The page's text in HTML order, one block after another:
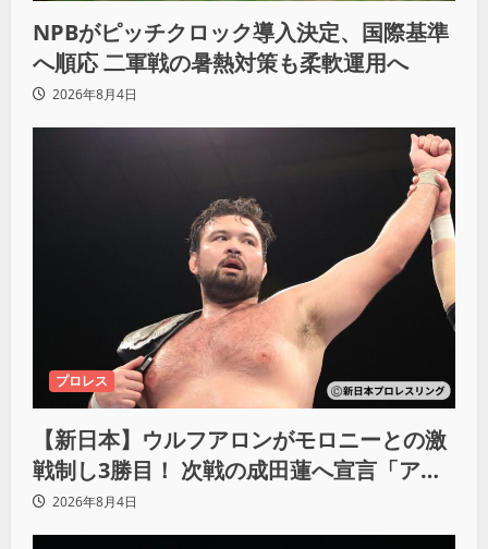
NPBがピッチクロック導入決定、国際基準
へ順応 二軍戦の暑熱対策も柔軟運用へ
2026年8月4日
プロレス
【新日本】ウルフアロンがモロニーとの激
戦制し3勝目！ 次戦の成田蓮へ宣言「アイ
ツの王道を俺の王道でぶち壊す」
2026年8月4日